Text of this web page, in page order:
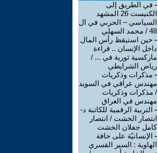
- في الطريق إلى
الكنيست 26 المشهد
السياسي – الحزبي في ال
48 / محمد السهلي
- حين استيقظ رأس المال
داخل الإنسان .. قراءة
ماركسية ثورية في ... /
رياض الشرايطي
- مذكرات وذكريات
مهندس عراقي في السويد
/ مذكرات وذكريات
مهندس في العراق
- التربية الرقمية للكاتبة د-
انتصار الخشت / انتصار
كامل جفلان الخشت
- الإنسانيّة على حافة
الهاوية : السير القسري